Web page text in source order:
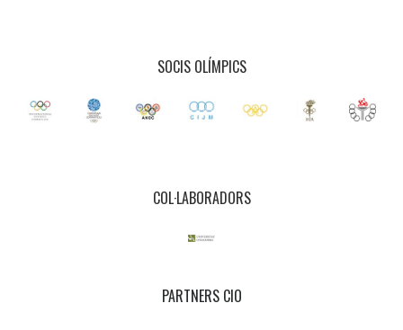
SOCIS OLÍMPICS
COL·LABORADORS
PARTNERS CIO